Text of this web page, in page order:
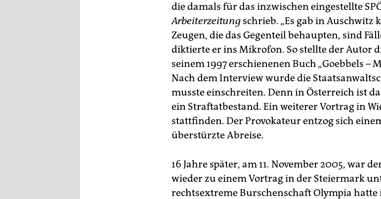
die damals für das inzwischen eingestellte
Arbeiterzeitung schrieb. „Es gab in Auschwitz
Zeugen, die das Gegenteil behaupten, sind
diktierte er ins Mikrofon. So stellte der Autor
seinem 1997 erschienenen Buch „Goebbels –
Nach dem Interview wurde die
musste einschreiten. Denn in Österreich ist
ein Straftatbestand. Ein weiterer Vortrag in
stattfinden. Der Provokateur entzog sich
überstürzte Abreise.
16 Jahre später, am 11. November 2005, war
wieder zu einem Vortrag in der Steiermark
rechtsextreme Burschenschaft Olympia hatte